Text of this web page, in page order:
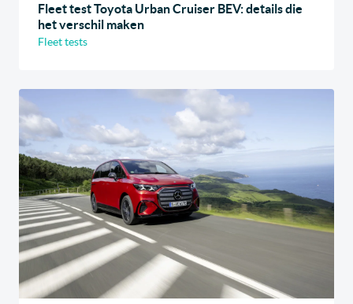
Fleet test Toyota Urban Cruiser BEV: details die
het verschil maken
Fleet tests